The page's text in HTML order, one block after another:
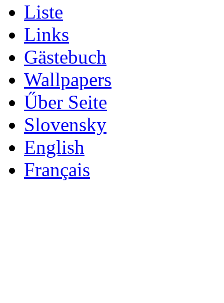
Liste
Links
Gästebuch
Wallpapers
Űber Seite
Slovensky
English
Français